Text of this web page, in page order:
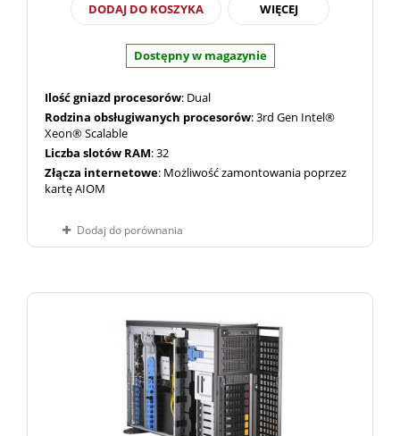
DODAJ DO KOSZYKA WIĘCEJ
Dostępny w magazynie
Ilość gniazd procesorów: Dual
Rodzina obsługiwanych procesorów: 3rd Gen Intel®
Xeon® Scalable
Liczba slotów RAM: 32
Złącza internetowe: Możliwość zamontowania poprzez
kartę AIOM
Dodaj do porównania